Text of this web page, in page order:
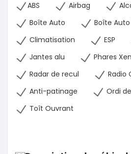
ABS Airbag
Boîte Auto
Boîte
Climatisation
ESP
Jantes alu
Phares
Radar de recul
Radio
Anti-patinage
Ordi
Toît Ouvrant